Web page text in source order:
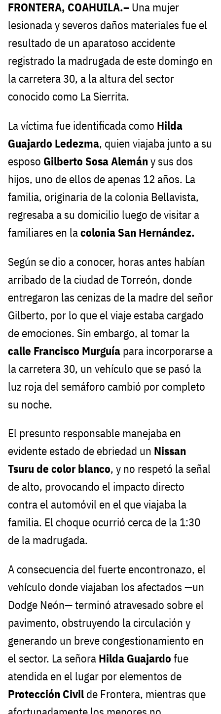
FRONTERA, COAHUILA.– Una mujer
lesionada y severos daños materiales fue el
resultado de un aparatoso accidente
registrado la madrugada de este domingo en
la carretera 30, a la altura del sector
conocido como La Sierrita.
La víctima fue identificada como Hilda
Guajardo Ledezma, quien viajaba junto a su
esposo Gilberto Sosa Alemány sus dos
hijos, uno de ellos de apenas 12 años. La
familia, originaria de la colonia Bellavista,
regresaba a su domicilio luego de visitar a
familiares en lacolonia San Hernández.
Según se dio a conocer, horas antes habían
arribado de la ciudad de Torreón, donde
entregaron las cenizas de la madre del señor
Gilberto, por lo que el viaje estaba cargado
de emociones. Sin embargo, al tomar la
calle Francisco Murguía para incorporarse a
la carretera 30, un vehículo que se pasó la
luz roja del semáforo cambió por completo
su noche.
El presunto responsable manejaba en
evidente estado de ebriedad un Nissan
Tsuru de color blanco, y no respetó la señal
de alto, provocando el impacto directo
contra el automóvil en el que viajaba la
familia. El choque ocurrió cerca de la 1:30
de la madrugada.
A consecuencia del fuerte encontronazo, el
vehículo donde viajaban los afectados —un
Dodge Neón— terminó atravesado sobre el
pavimento, obstruyendo la circulación y
generando un breve congestionamiento en
el sector. La señora Hilda Guajardo fue
atendida en el lugar por elementos de
Protección Civil de Frontera, mientras que